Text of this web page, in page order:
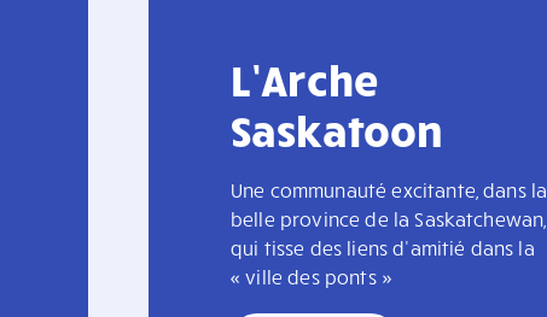
L’Arche
Saskatoon
Une communauté excitante, dans la
belle province de la Saskatchewan,
qui tisse des liens d’amitié dans la
« ville des ponts »